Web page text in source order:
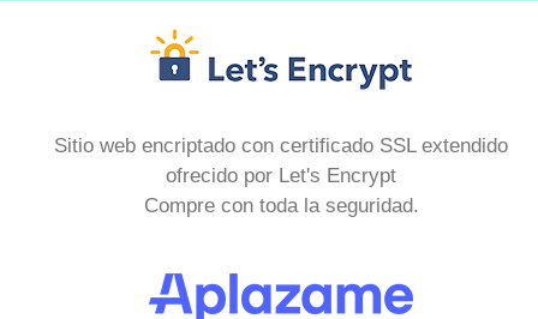
Sitio web encriptado con certificado SSL extendido
ofrecido por Let's Encrypt
Compre con toda la seguridad.